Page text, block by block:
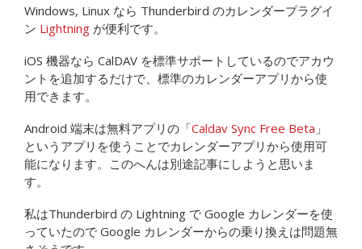
Windows, Linux なら Thunderbird のカレンダープラグイ
ン Lightning が便利です。
iOS 機器なら CalDAV を標準サポートしているのでアカウ
ントを追加するだけで、標準のカレンダーアプリから使
用できます。
Android 端末は無料アプリの「Caldav Sync Free Beta 」
というアプリを使うことでカレンダーアプリから使用可
能になります。このへんは別途記事にしようと思いま
す。
私はThunderbird の Lightning で Google カレンダーを使
っていたので Google カレンダーからの乗り換えは問題無